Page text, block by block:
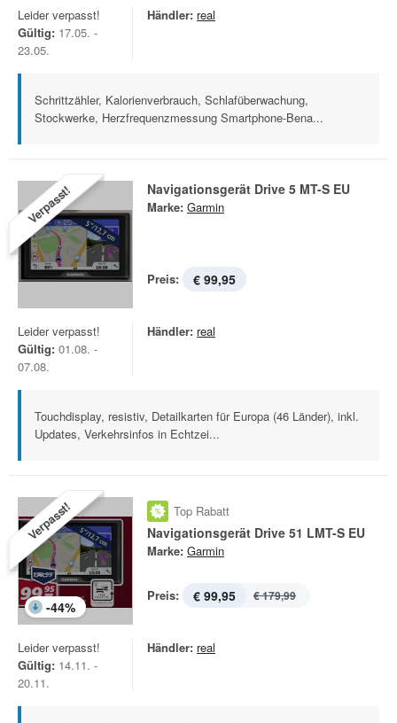
Leider verpasst!
Gültig: 17.05. -
23.05.
Händler: real
Schrittzähler, Kalorienverbrauch, Schlafüberwachung,
Stockwerke, Herzfrequenzmessung Smartphone-Bena...
Verpasst! Navigationsgerät Drive 5 MT-S EU
Marke: Garmin
Preis: € 99,95
Leider verpasst!
Gültig: 01.08. -
07.08.
Händler: real
Touchdisplay, resistiv, Detailkarten für Europa (46 Länder), inkl.
Updates, Verkehrsinfos in Echtzei...
Verpasst!
-44%
Top Rabatt
Navigationsgerät Drive 51 LMT-S EU
Marke: Garmin
Preis: € 99,95 € 179,99
Leider verpasst!
Gültig: 14.11. -
20.11.
Händler: real